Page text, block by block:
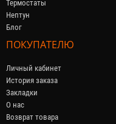
Термостаты
Нептун
Блог
ПОКУПАТЕЛЮ
Личный кабинет
История заказа
Закладки
О нас
Возврат товара